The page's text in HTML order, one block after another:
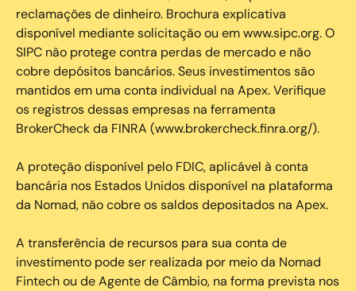
reclamações de dinheiro. Brochura explicativa
disponível mediante solicitação ou em www.sipc.org. O
SIPC não protege contra perdas de mercado e não
cobre depósitos bancários. Seus investimentos são
mantidos em uma conta individual na Apex. Verifique
os registros dessas empresas na ferramenta
BrokerCheck da FINRA (www.brokercheck.finra.org/).
A proteção disponível pelo FDIC, aplicável à conta
bancária nos Estados Unidos disponível na plataforma
da Nomad, não cobre os saldos depositados na Apex.
A transferência de recursos para sua conta de
investimento pode ser realizada por meio da Nomad
Fintech ou de Agente de Câmbio, na forma prevista nos